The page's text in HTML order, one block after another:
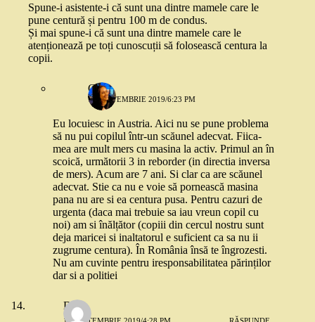
Spune-i asistente-i că sunt una dintre mamele care le
pune centură și pentru 100 m de condus.
Și mai spune-i că sunt una dintre mamele care le
atenționează pe toți cunoscuții să folosească centura la
copii.
Gabi
12 SEPTEMBRIE 2019/6:23 PM
Eu locuiesc in Austria. Aici nu se pune problema
să nu pui copilul într-un scăunel adecvat. Fiica-
mea are mult mers cu masina la activ. Primul an în
scoică, următorii 3 in reborder (in directia inversa
de mers). Acum are 7 ani. Si clar ca are scăunel
adecvat. Stie ca nu e voie să pornească masina
pana nu are si ea centura pusa. Pentru cazuri de
urgenta (daca mai trebuie sa iau vreun copil cu
noi) am si înălțător (copiii din cercul nostru sunt
deja maricei si inaltatorul e suficient ca sa nu ii
zugrume centura). În România însă te îngrozesti.
Nu am cuvinte pentru iresponsabilitatea părinților
dar si a politiei
Daria